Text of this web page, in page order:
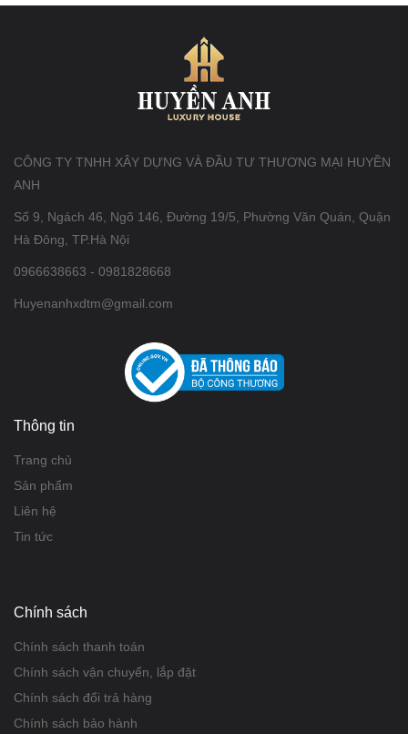
CÔNG TY TNHH XÂY DỰNG VÀ ĐẦU TƯ THƯƠNG MẠI HUYỀN
ANH
Số 9, Ngách 46, Ngõ 146, Đường 19/5, Phường Văn Quán, Quận
Hà Đông, TP.Hà Nội
0966638663 - 0981828668
Huyenanhxdtm@gmail.com
Thông tin
Trang chủ
Sản phẩm
Liên hệ
Tin tức
Chính sách
Chính sách thanh toán
Chính sách vận chuyển, lắp đặt
Chính sách đổi trả hàng
Chính sách bảo hành